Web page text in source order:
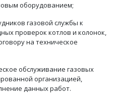
оборудованием;
газовой службы к
проверок котлов и колонок,
на техническое
обслуживание газовых
организацией,
данных работ.